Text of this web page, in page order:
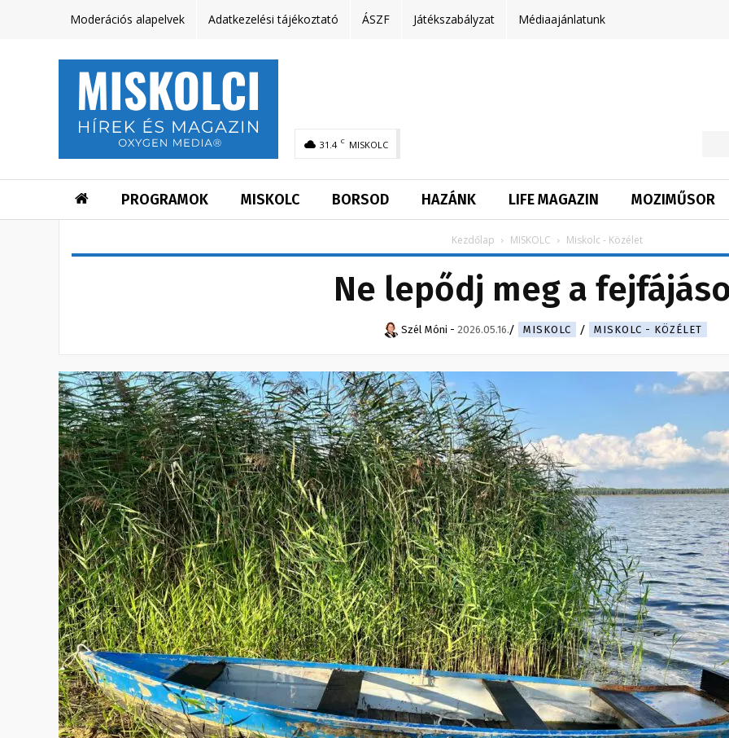
Moderációs alapelvek Adatkezelési tájékoztató ÁSZF Játékszabályzat Médiaajánlatunk
31.4 C MISKOLC
PROGRAMOK MISKOLC BORSOD HAZÁNK LIFE MAGAZIN MOZIMŰSOR
Kezdőlap MISKOLC Miskolc - Közélet
Ne lepődj meg a
Szél Móni - 2026.05.16. MISKOLC MISKOLC - KÖZÉLET